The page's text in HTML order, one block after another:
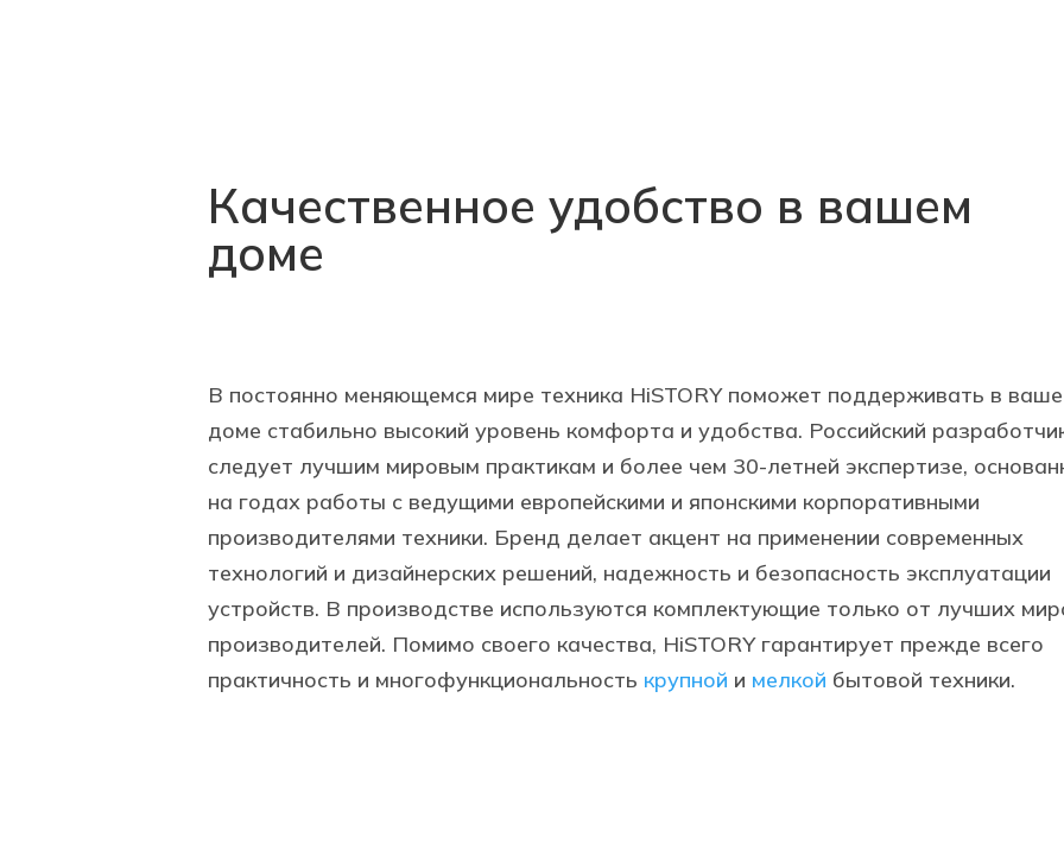
Качественное удобство в вашем
доме
В постоянно меняющемся мире техника HiSTORY поможет поддерживать в
доме стабильно высокий уровень комфорта и удобства. Российский
следует лучшим мировым практикам и более чем 30-летней экспертизе,
на годах работы с ведущими европейскими и японскими корпоративными
производителями техники. Бренд делает акцент на применении современных
технологий и дизайнерских решений, надежность и безопасность эксплуатации
устройств. В производстве используются комплектующие только от лучших
производителей. Помимо своего качества, HiSTORY гарантирует прежде всего
практичность и многофункциональность крупной и мелкой бытовой техники.